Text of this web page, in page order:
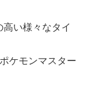
い様々なタイ
ケモンマスター